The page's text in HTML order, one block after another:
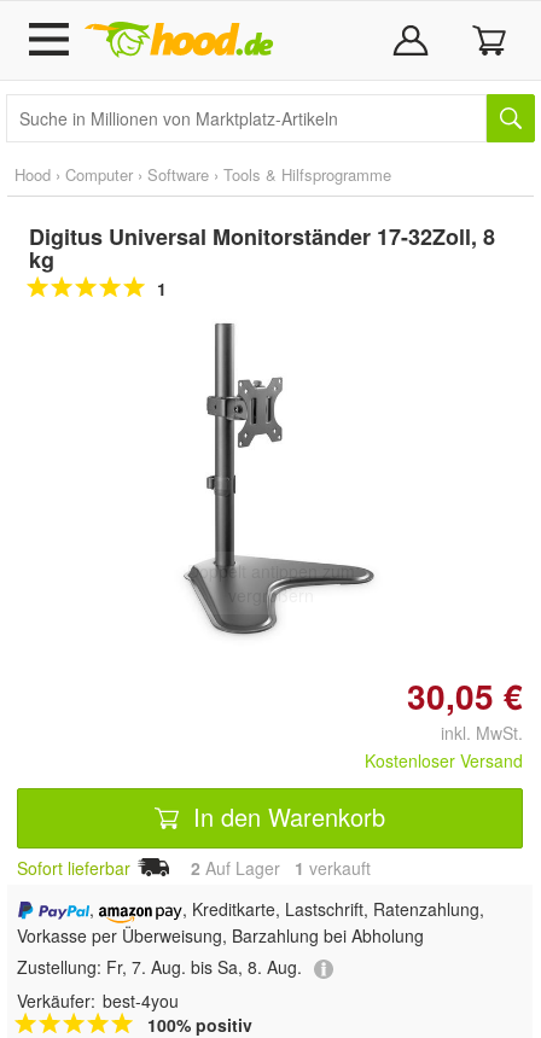
Hood › Computer › Software › Tools & Hilfsprogramme
Digitus Universal Monitorständer 17-32Zoll, 8
kg
1
Doppelt antippen zum
vergrößern
30,05 €
inkl. MwSt.
Kostenloser Versand
In den Warenkorb
Sofort lieferbar 2 Auf Lager 1 verkauft
,
, Kreditkarte, Lastschrift, Ratenzahlung,
Vorkasse per Überweisung, Barzahlung bei Abholung
Zustellung: Fr, 7. Aug. bis Sa, 8. Aug.
Verkäufer: best-4you
100% positiv